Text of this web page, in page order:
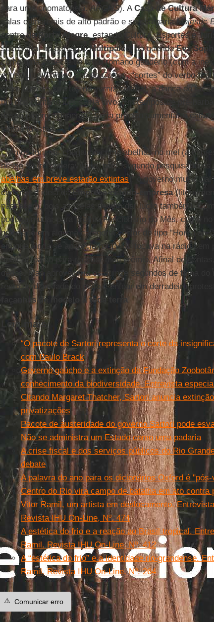
para uma onomatopeia:ARGHS). ACasa de Cultura
salas comerciais de alto padrão e se chamariaMajestic
centro dePorto Alegre, estando Cultura, Esportes e
secretaria, as obras doMultipalco , da queridaEva
como uma espécie de circo romano gaudério (com a
entrada): oColiseu Paixão Cortes, “cortes” do verbo
entre outros esportes de verniz cultural, a dança do
um dos contendores sairia vivo. Em tempos de pré-
desse empreendimento? Seria preciso aumentar o calado
tantos turistas.
Com os turistas chegando como abelhas no mel (a
nesse futuro superavitário, pois, segundo
abelhas em breve estarão extintas ), o governo
comprar a ideia daEmpresa-estado-empresa
passagem, pois as ideias devem dar lucro também).
poderia mudar para prêmio Funcionário do Mês, como no
premiado em alguma categoria sênior do tipo “Honra ao
em que ainda se aparecia na TV ou tocava na rádio sem
subir ao palco para receber meu prêmio. Afinal de
dedos. Mas aproveitaria os quinze segundos de fama do
resto de dignidade do peito e entoar em derradeiro
façanhas de modelo a toda terra!
Leia mais
“O pacote de Sartori representa o corte da
com Paulo Brack
Governo gaúcho e a extinção da Fundação
conhecimento da biodiversidade. Entrevista
Citando Margaret Thatcher, Sartori anuncia
privatizações
Pacote de austeridade do governo Sartori pode
Não se administra um Estado como uma padaria
A crise fiscal e dos serviços públicos do Rio
debate
A palavra do ano para os dicionários Oxford é "pós-
Centro do Rio vira campo de batalha em ato contra
Vitor Ramil, um artista em deslocamento.
Revista IHU On-Line, Nº. 474
A estética do frio e a reação ao Brasil tropical.
Ramil. Revista IHU On-Line, Nº. 412
A “estética do frio” e a identidade rio-grandense.
Ramil. Revista IHU On-Line, Nº. 264
⚠️ Comunicar erro